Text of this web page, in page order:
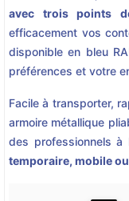
avec trois points
efficacement vos
disponible en bleu
préférences et votre
Facile à transporter,
armoire métallique
des professionnels à
temporaire, mobile